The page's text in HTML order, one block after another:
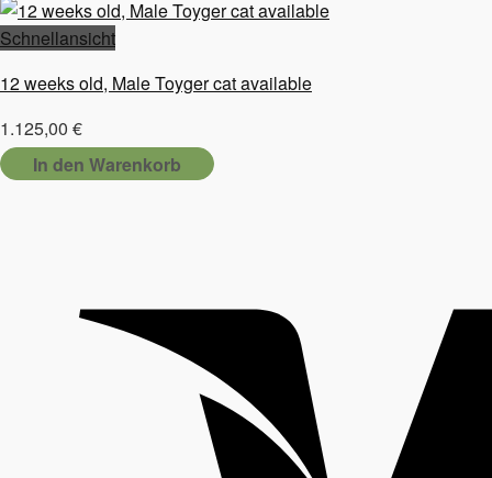
Schnellansicht
12 weeks old, Male Toyger cat available
1.125,00 €
In den Warenkorb